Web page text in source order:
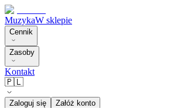
MuzykaW sklepie
Cennik
Zasoby
Kontakt
🇵🇱
Zaloguj się Załóż konto